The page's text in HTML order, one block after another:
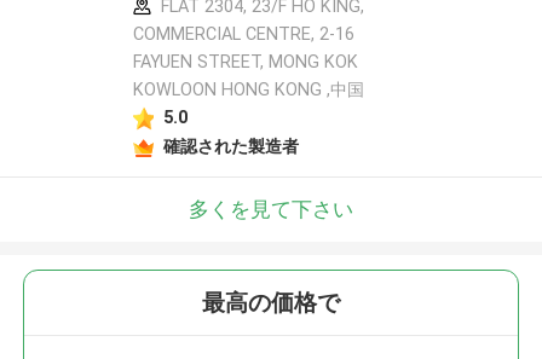
FLAT 2304, 23/F HO KING,
COMMERCIAL CENTRE, 2-16
FAYUEN STREET, MONG KOK
KOWLOON HONG KONG ,中国
5.0
確認された製造者
多くを見て下さい
最高の価格で